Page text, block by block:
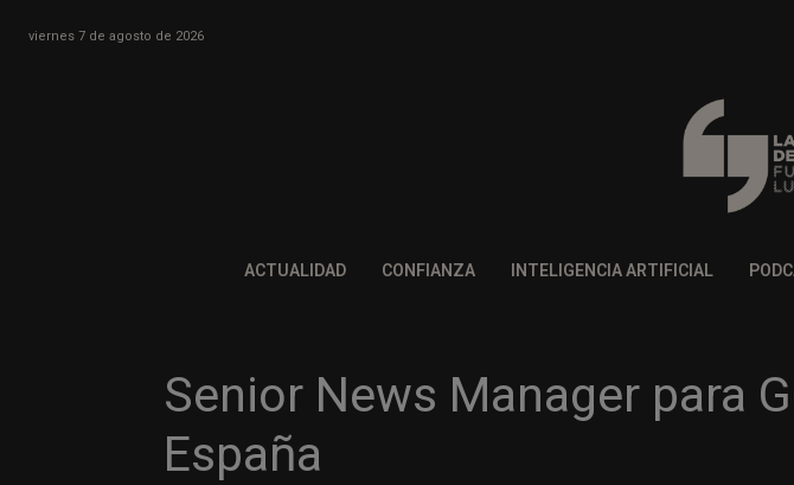
viernes 7 de agosto de 2026
ACTUALIDAD CONFIANZA INTELIGENCIA ARTIFICIAL
Senior News Manager para
España